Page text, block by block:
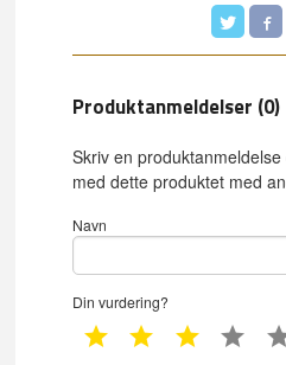
Produktanmeldelser (0)
Skriv en
med dette produktet med
Navn
Din vurdering?
1 star 2 star 3 star 4